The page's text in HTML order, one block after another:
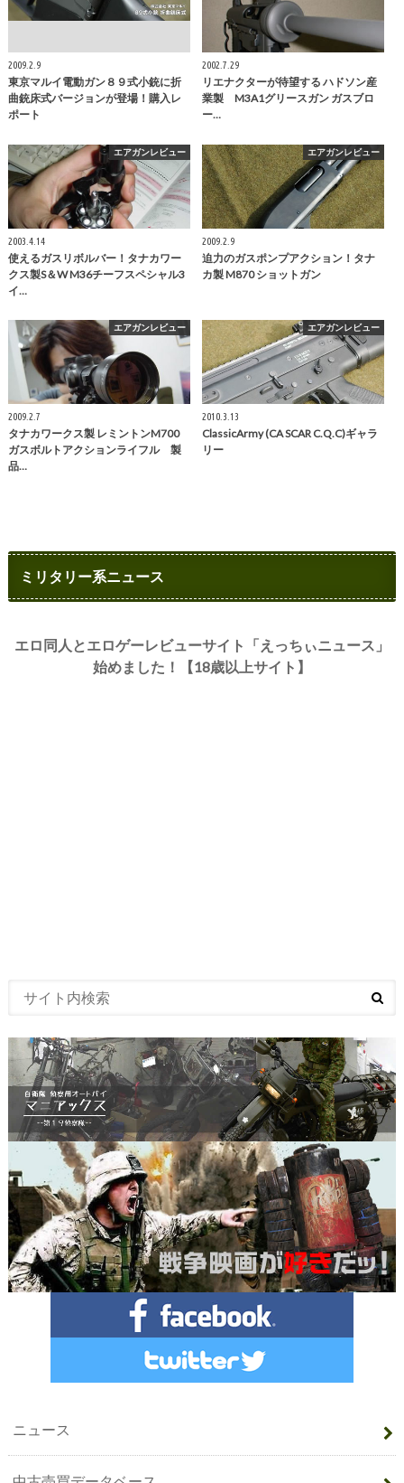
2009.2.9
東京マルイ電動ガン８９式小銃に折
曲銃床式バージョンが登場！購入レ
ポート
2002.7.29
リエナクターが待望する ハドソン産
業製 M3A1グリースガン ガスブロ
ー…
エアガンレビュー
2003.4.14
使えるガスリボルバー！タナカワー
クス製S＆W M36チーフスペシャル3
イ…
エアガンレビュー
2009.2.9
迫力のガスポンプアクション！タナ
カ製 M870 ショットガン
エアガンレビュー
2009.2.7
タナカワークス製 レミントンM700
ガスボルトアクションライフル 製
品…
エアガンレビュー
2010.3.13
ClassicArmy (CA SCAR C.Q.C)ギャラ
リー
ミリタリー系ニュース
エロ同人とエロゲーレビューサイト「えっちぃニュース」
始めました！【18歳以上サイト】
ニュース